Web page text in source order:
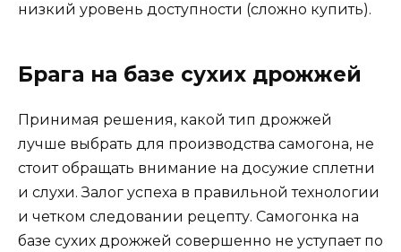
низкий уровень доступности (сложно купить).
Брага на базе сухих дрожжей
Принимая решения, какой тип дрожжей
лучше выбрать для производства самогона, не
стоит обращать внимание на досужие сплетни
и слухи. Залог успеха в правильной технологии
и четком следовании рецепту. Самогонка на
базе сухих дрожжей совершенно не уступает по